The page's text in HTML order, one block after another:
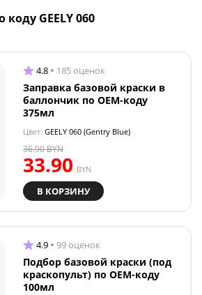
GEELY 060
4.8 185 оценок
Заправка базовой краски в
баллончик по OEM-коду
375мл
Цвет: GEELY 060 (Gentry Blue)
33.90 BYN
36.90BYN
В КОРЗИНУ
4.9 99 оценок
Подбор базовой краски (под
краскопульт) по OEM-коду
100мл